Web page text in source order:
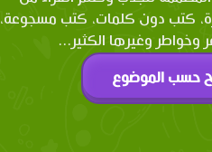
كتب دون كلمات، كتب مسجوعة،
وغيرها الكثير...
حسب الموضوع